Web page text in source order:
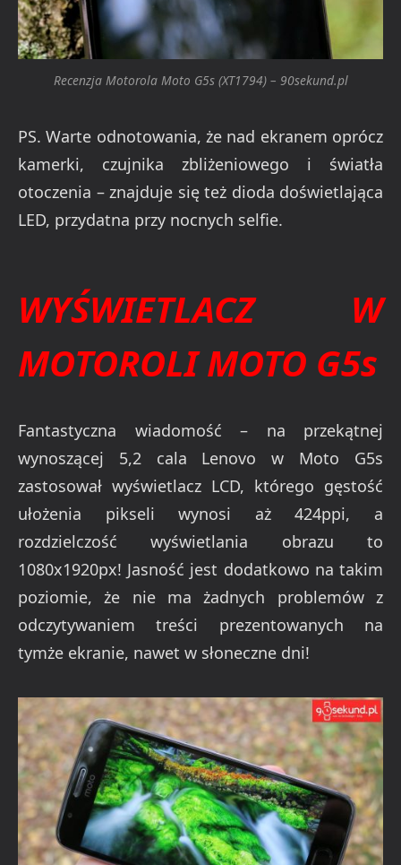
Recenzja Motorola Moto G5s (XT1794) – 90sekund.pl
PS. Warte odnotowania, że nad ekranem oprócz
kamerki, czujnika zbliżeniowego i światła
otoczenia – znajduje się też dioda doświetlająca
LED, przydatna przy nocnych selfie.
WYŚWIETLACZ W
MOTOROLI MOTO G5s
Fantastyczna wiadomość – na przekątnej
wynoszącej 5,2 cala Lenovo w Moto G5s
zastosował wyświetlacz LCD, którego gęstość
ułożenia pikseli wynosi aż 424ppi, a
rozdzielczość wyświetlania obrazu to
1080x1920px! Jasność jest dodatkowo na takim
poziomie, że nie ma żadnych problemów z
odczytywaniem treści prezentowanych na
tymże ekranie, nawet w słoneczne dni!